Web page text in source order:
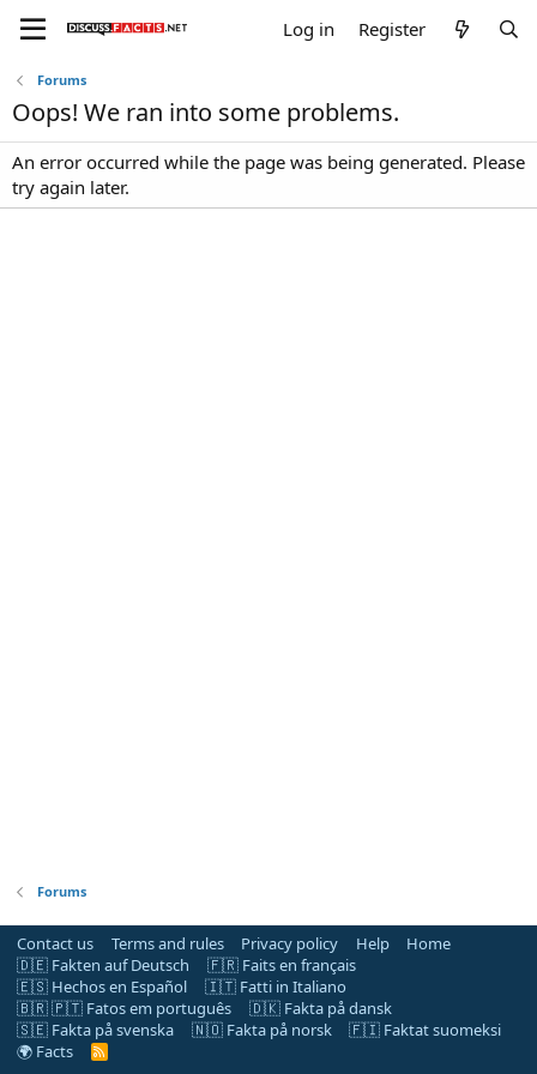
Log in Register
Forums
Oops! We ran into some problems.
An error occurred while the page was being generated. Please
try again later.
Forums
Contact us Terms and rules Privacy policy Help
Home
🇩🇪 Fakten auf Deutsch
🇫🇷 Faits en français
🇪🇸 Hechos en Español
🇮🇹 Fatti in Italiano
🇧🇷 🇵🇹 Fatos em português
🇩🇰 Fakta på dansk
🇸🇪 Fakta på svenska
🇳🇴 Fakta på norsk
🇫🇮 Faktat suomeksi
🌍 Facts
R